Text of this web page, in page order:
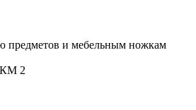
предметов и мебельным ножкам
КМ 2